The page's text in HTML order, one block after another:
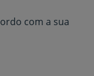
com a sua